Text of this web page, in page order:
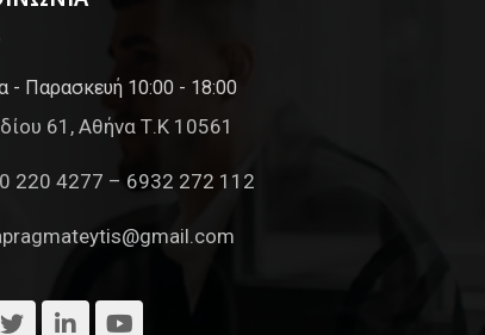
- Παρασκευή 10:00 - 18:00
61, Αθήνα Τ.Κ 10561
220 4277 – 6932 272 112